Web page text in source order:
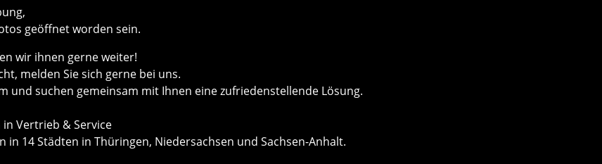
geöffnet worden sein.
wir ihnen gerne weiter!
melden Sie sich gerne bei uns.
und suchen gemeinsam mit Ihnen eine zufriedenstellende Lösung.
Vertrieb & Service
14 Städten in Thüringen, Niedersachsen und Sachsen-Anhalt.